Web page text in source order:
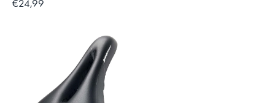
€24,99